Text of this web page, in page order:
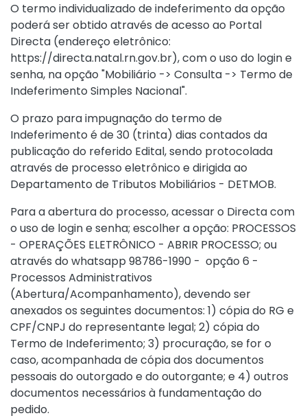
O termo individualizado de indeferimento da opção
poderá ser obtido através de acesso ao Portal
Directa (endereço eletrônico:
https://directa.natal.rn.gov.br), com o uso do login e
senha, na opção "Mobiliário -> Consulta -> Termo de
Indeferimento Simples Nacional".
O prazo para impugnação do termo de
Indeferimento é de 30 (trinta) dias contados da
publicação do referido Edital, sendo protocolada
através de processo eletrônico e dirigida ao
Departamento de Tributos Mobiliários - DETMOB.
Para a abertura do processo, acessar o Directa com
o uso de login e senha; escolher a opção: PROCESSOS
- OPERAÇÕES ELETRÔNICO - ABRIR PROCESSO; ou
através do whatsapp 98786-1990 - opção 6 -
Processos Administrativos
(Abertura/Acompanhamento), devendo ser
anexados os seguintes documentos: 1) cópia do RG e
CPF/CNPJ do representante legal; 2) cópia do
Termo de Indeferimento; 3) procuração, se for o
caso, acompanhada de cópia dos documentos
pessoais do outorgado e do outorgante; e 4) outros
documentos necessários à fundamentação do
pedido.